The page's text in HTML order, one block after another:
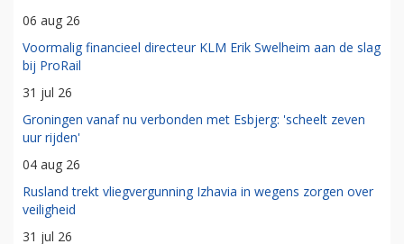
06 aug 26
Voormalig financieel directeur KLM Erik Swelheim aan de slag
bij ProRail
31 jul 26
Groningen vanaf nu verbonden met Esbjerg: 'scheelt zeven
uur rijden'
04 aug 26
Rusland trekt vliegvergunning Izhavia in wegens zorgen over
veiligheid
31 jul 26